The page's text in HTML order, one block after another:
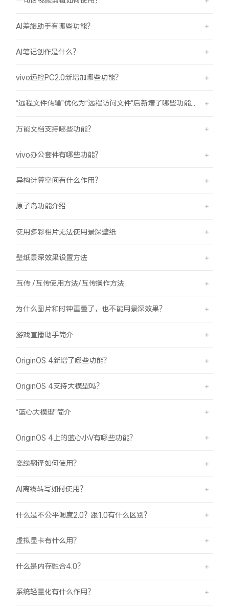
AI差旅助手有哪些功能？
AI笔记创作是什么？
vivo远控PC2.0新增加哪些功能？
“远程文件传输”优化为“远程访问文件”后新增了哪些功能？
万能文档支持哪些功能？
vivo办公套件有哪些功能？
异构计算空间有什么作用？
原子岛功能介绍
使用多彩相片无法使用景深壁纸
壁纸景深效果设置方法
互传 /互传使用方法/互传操作方法
为什么图片和时钟重叠了，也不能用景深效果？
游戏直播助手简介
OriginOS 4新增了哪些功能？
OriginOS 4支持大模型吗？
“蓝心大模型”简介
OriginOS 4上的蓝心小V有哪些功能？
离线翻译如何使用？
AI离线转写如何使用？
什么是不公平调度2.0？跟1.0有什么区别？
虚拟显卡有什么用？
什么是内存融合4.0？
系统轻量化有什么作用？